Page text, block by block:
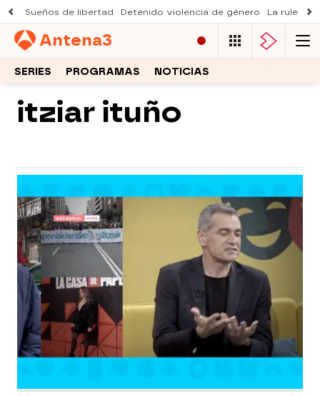
Sueños de libertad Detenido violencia de género La ruleta
Antena3
SERIES PROGRAMAS NOTICIAS
itziar ituño